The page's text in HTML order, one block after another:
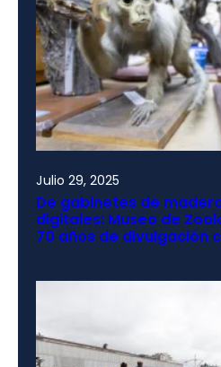
Julio 29, 2025
De gabinetes de
digitales: Museo de
70 años de divulgación